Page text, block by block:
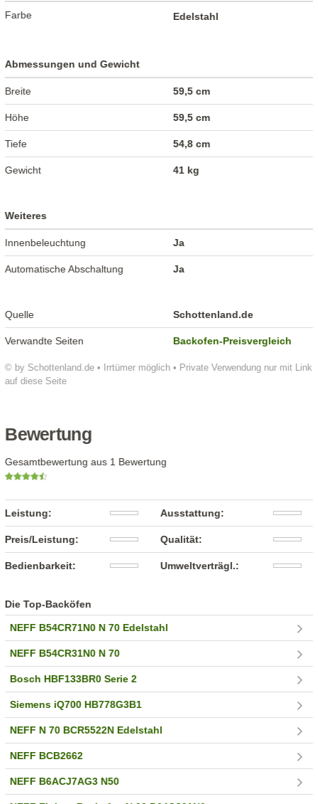
© by Schottenland.de • Irrtümer möglich • Private Verwendung nur mit Link
auf diese Seite
Farbe Edelstahl
Abmessungen und Gewicht
Breite 59,5 cm
Höhe 59,5 cm
Tiefe 54,8 cm
Gewicht 41 kg
Weiteres
Innenbeleuchtung Ja
Automatische Abschaltung Ja
Quelle Schottenland.de
Verwandte Seiten Backofen-Preisvergleich
Bewertung
Gesamtbewertung aus 1 Bewertung
Leistung: Ausstattung:
Preis/Leistung: Qualität:
Bedienbarkeit: Umweltverträgl.:
Die Top-Backöfen
NEFF B54CR71N0 N 70 Edelstahl
NEFF B54CR31N0 N 70
Bosch HBF133BR0 Serie 2
Siemens iQ700 HB778G3B1
NEFF N 70 BCR5522N Edelstahl
NEFF BCB2662
NEFF B6ACJ7AG3 N50